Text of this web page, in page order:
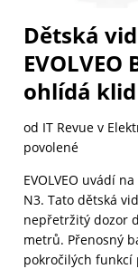
Dětská
ohlídá
od IT Revue v
povolené
EVOLVEO uvádí
N3. Tato dětská
nepřetržitý dozor
metrů. Přenosný
pokročilých